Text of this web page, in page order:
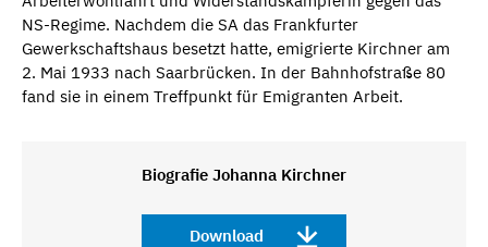
NS-Regime. Nachdem die SA das Frankfurter
Gewerkschaftshaus besetzt hatte, emigrierte Kirchner am
2. Mai 1933 nach Saarbrücken. In der Bahnhofstraße 80
fand sie in einem Treffpunkt für Emigranten Arbeit.
Biografie Johanna Kirchner
Download